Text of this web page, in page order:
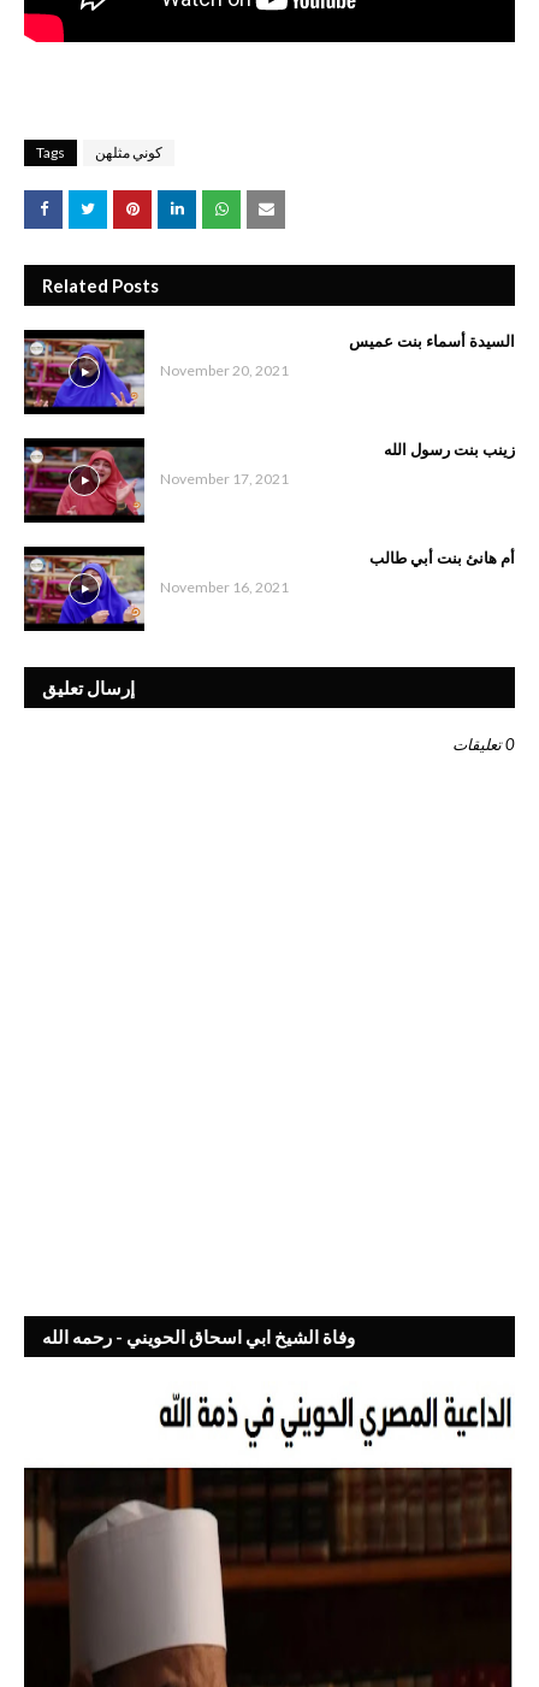
Tags كوني مثلهن
Related Posts
السيدة أسماء بنت عميس
November 20, 2021
زينب بنت رسول الله
November 17, 2021
أم هانئ بنت أبي طالب
November 16, 2021
إرسال تعليق
0 تعليقات
وفاة الشيخ ابي اسحاق الحويني - رحمه الله